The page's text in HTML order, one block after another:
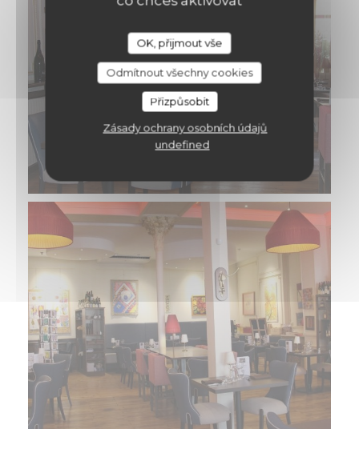
OK, přijmout vše
Odmítnout všechny cookies
Přizpůsobit
Zásady ochrany osobních údajů
undefined